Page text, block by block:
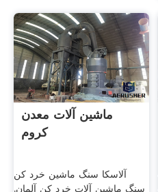
ماشین آلات معدن
کروم
آلاسکا سنگ ماشین خرد کن
سنگ ماشین آلات خرد کن آلمان.